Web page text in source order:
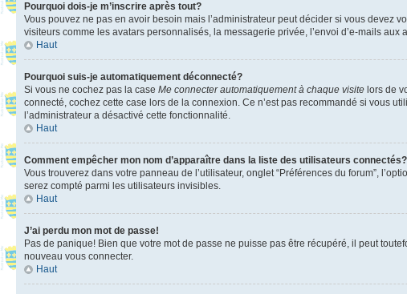
Pourquoi dois-je m’inscrire après tout?
Vous pouvez ne pas en avoir besoin mais l’administrateur peut décider si vous devez
visiteurs comme les avatars personnalisés, la messagerie privée, l’envoi d’e-mails
Haut
Pourquoi suis-je automatiquement déconnecté?
Si vous ne cochez pas la case Me connecter automatiquement à chaque visite lors de
connecté, cochez cette case lors de la connexion. Ce n’est pas recommandé si vous
l’administrateur a désactivé cette fonctionnalité.
Haut
Comment empêcher mon nom d’apparaître dans la liste des utilisateurs connectés?
Vous trouverez dans votre panneau de l’utilisateur, onglet “Préférences du forum”,
serez compté parmi les utilisateurs invisibles.
Haut
J’ai perdu mon mot de passe!
Pas de panique! Bien que votre mot de passe ne puisse pas être récupéré, il peut
nouveau vous connecter.
Haut